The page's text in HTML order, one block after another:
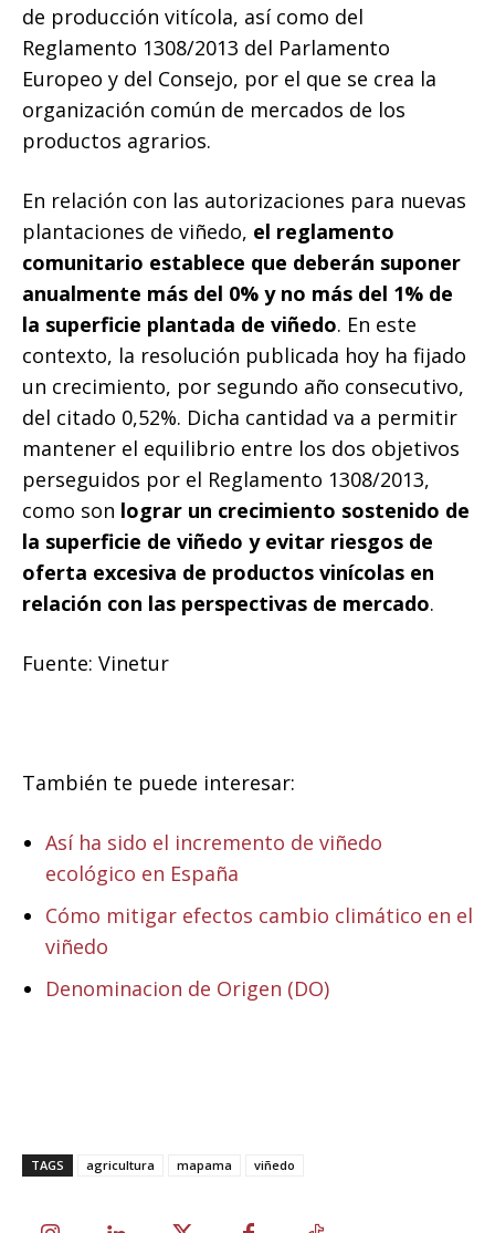
de producción vitícola, así como del
Reglamento 1308/2013 del Parlamento
Europeo y del Consejo, por el que se crea la
organización común de mercados de los
productos agrarios.
En relación con las autorizaciones para nuevas
plantaciones de viñedo, el reglamento
comunitario establece que deberán suponer
anualmente más del 0% y no más del 1% de
la superficie plantada de viñedo. En este
contexto, la resolución publicada hoy ha fijado
un crecimiento, por segundo año consecutivo,
del citado 0,52%. Dicha cantidad va a permitir
mantener el equilibrio entre los dos objetivos
perseguidos por el Reglamento 1308/2013,
como son lograr un crecimiento sostenido de
la superficie de viñedo y evitar riesgos de
oferta excesiva de productos vinícolas en
relación con las perspectivas de mercado.
Fuente: Vinetur
También te puede interesar:
Así ha sido el incremento de viñedo
ecológico en España
Cómo mitigar efectos cambio climático en el
viñedo
Denominacion de Origen (DO)
TAGS agricultura mapama viñedo